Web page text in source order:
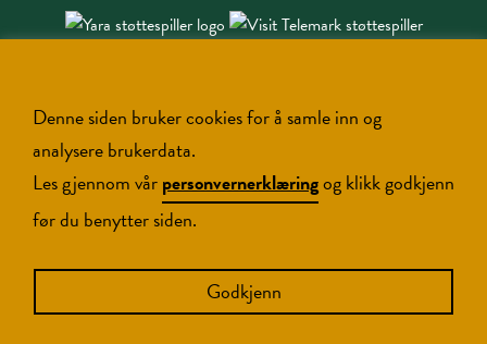
Designed and developed byBrandingbox.no
Denne siden bruker cookies for å samle inn og
analysere brukerdata.
Les gjennom vårpersonvernerklæringog klikk godkjenn
før du benytter siden.
Godkjenn